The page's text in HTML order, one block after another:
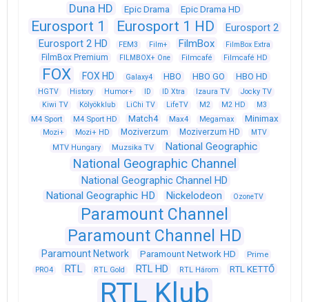
Duna HD
Epic Drama Epic Drama HD
Eurosport 1 Eurosport 1 HD
Eurosport 2
Eurosport 2 HD
FEM3 Film+ FilmBox FilmBox Extra
FilmBox Premium FILMBOX+ One Filmcafé Filmcafé HD
FOX FOX HD Galaxy4 HBO HBO GO HBO HD
HGTV History Humor+ ID ID Xtra Izaura TV
Jocky TV
Kiwi TV
Kölyökklub LiChi TV LifeTV M2 M2 HD M3
M4 Sport M4 Sport HD Match4 Max4 Megamax Minimax
Mozi+ Mozi+ HD Moziverzum Moziverzum HD
MTV
MTV Hungary
Muzsika TV National Geographic
National Geographic Channel
National Geographic Channel HD
National Geographic HD
Nickelodeon OzoneTV
Paramount Channel
Paramount Channel HD
Paramount Network Paramount Network HD Prime
PRO4 RTL RTL Gold RTL HD RTL Három RTL KETTŐ
RTL Klub